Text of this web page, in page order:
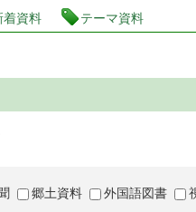
着資料 テーマ資料
郷土資料 外国語図書